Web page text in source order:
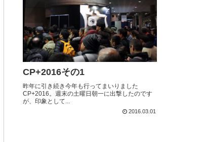
CP+2016その1
昨年に引き続き今年も行ってまいりました
CP+2016。週末の土曜日朝一に出撃したのです
が、印象として...
2016.03.01